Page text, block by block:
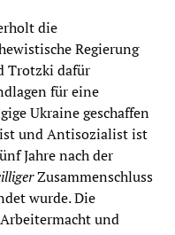
die
Regierung
Trotzki dafür
für eine
Ukraine geschaffen
und Antisozialist ist
Jahre nach der
Zusammenschluss
wurde. Die
und